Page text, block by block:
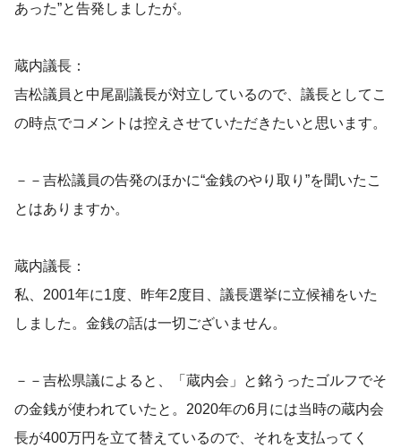
あった”と告発しましたが。
蔵内議長：
吉松議員と中尾副議長が対立しているので、議長としてこ
の時点でコメントは控えさせていただきたいと思います。
－－吉松議員の告発のほかに“金銭のやり取り”を聞いたこ
とはありますか。
蔵内議長：
私、2001年に1度、昨年2度目、議長選挙に立候補をいた
しました。金銭の話は一切ございません。
－－吉松県議によると、「蔵内会」と銘うったゴルフでそ
の金銭が使われていたと。2020年の6月には当時の蔵内会
長が400万円を立て替えているので、それを支払ってく